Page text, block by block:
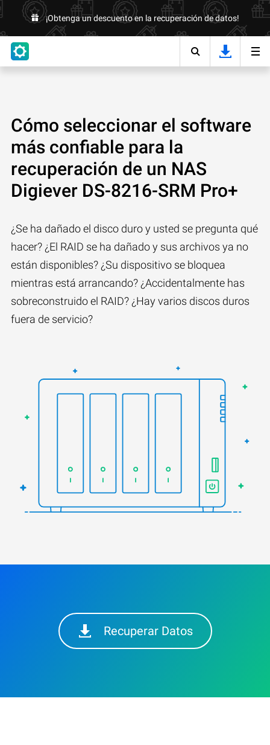
¡Obtenga un descuento en la recuperación de datos!
Cómo seleccionar el software
más confiable para la
recuperación de un NAS
Digiever DS-8216-SRM Pro+
¿Se ha dañado el disco duro y usted se pregunta qué
hacer? ¿El RAID se ha dañado y sus archivos ya no
están disponibles? ¿Su dispositivo se bloquea
mientras está arrancando? ¿Accidentalmente has
sobreconstruido el RAID? ¿Hay varios discos duros
fuera de servicio?
Recuperar Datos